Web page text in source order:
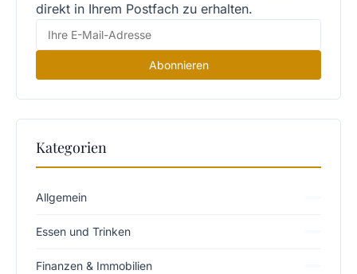
direkt in Ihrem Postfach zu erhalten.
Abonnieren
Kategorien
Allgemein
Essen und Trinken
Finanzen & Immobilien